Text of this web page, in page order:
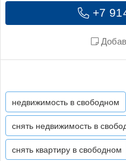
+7
недвижимость в свободном
снять недвижимость в
снять квартиру в свободном